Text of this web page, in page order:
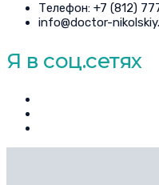
Телефон: +7 (812)
info@doctor-
Я в соц.сетях